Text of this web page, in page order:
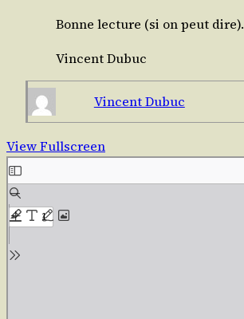
Bonne lec­ture (si on peut dire).
Vincent Dubuc
Vincent Dubuc
View Fullscreen